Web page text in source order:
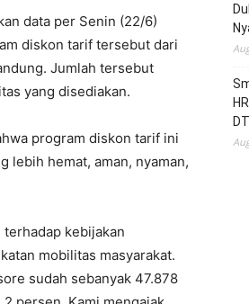
data per Senin (22/6)
diskon tarif tersebut dari
Jumlah tersebut
yang disediakan.
program diskon tarif ini
lebih hemat, aman, nyaman,
kebijakan
mobilitas masyarakat.
sudah sebanyak 47.878